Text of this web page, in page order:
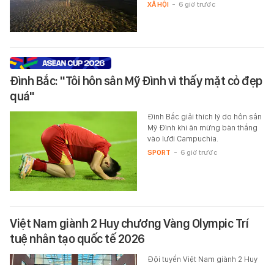
XÃ HỘI - 6 giờ trước
Đình Bắc: "Tôi hôn sân Mỹ Đình vì thấy mặt cỏ đẹp
quá"
Đình Bắc giải thích lý do hôn sân
Mỹ Đình khi ăn mừng bàn thắng
vào lưới Campuchia.
SPORT - 6 giờ trước
Việt Nam giành 2 Huy chương Vàng Olympic Trí
tuệ nhân tạo quốc tế 2026
Đội tuyển Việt Nam giành 2 Huy